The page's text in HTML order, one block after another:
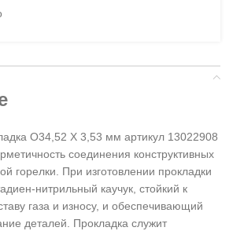
O34,52 X 3,53 мм артикул 13022908
соединения конструктивных
горелки. При изготовлении прокладки
нитрильный каучук, стойкий к
газа и износу, и обеспечивающий
деталей. Прокладка служит